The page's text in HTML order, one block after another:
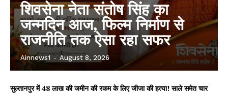
शिवसेना नेता संतोष सिंह का
जन्मदिन आज, फिल्म निर्माण से
राजनीति तक ऐसा रहा सफर
Ainnews1 - August 8, 2026
सुल्तानपुर में 48 लाख की जमीन की रकम के लिए जीजा की हत्या! साले समेत चार